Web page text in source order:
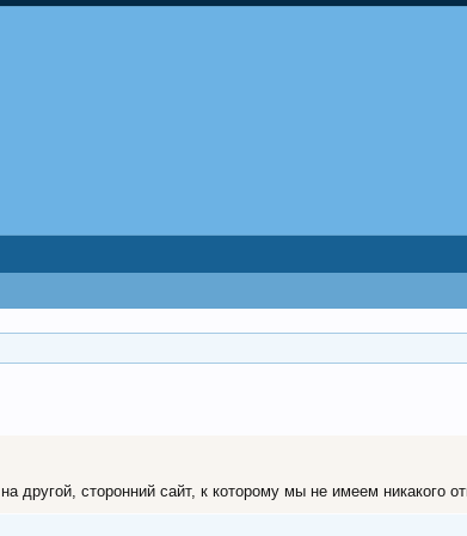
другой, сторонний сайт, к которому мы не имеем никакого